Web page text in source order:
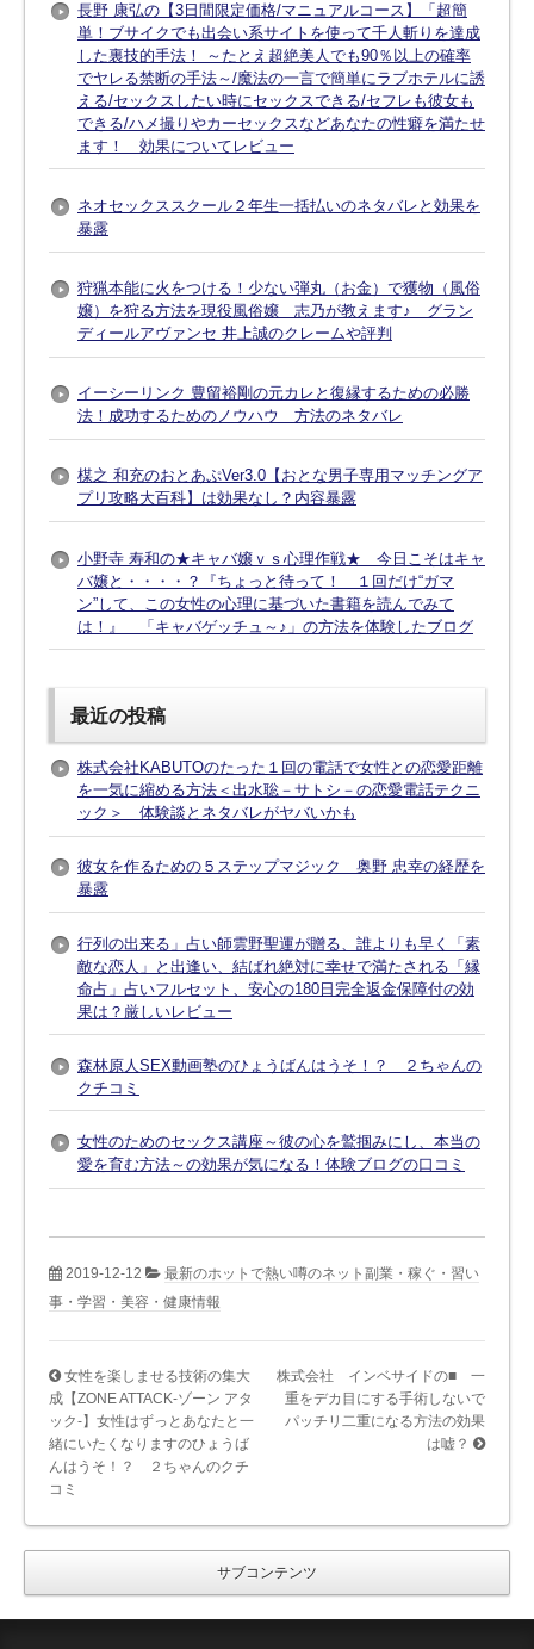
長野 康弘の【3日間限定価格/マニュアルコース】「超簡
単！ブサイクでも出会い系サイトを使って千人斬りを達成
した裏技的手法！ ～たとえ超絶美人でも90％以上の確率
でヤレる禁断の手法～/魔法の一言で簡単にラブホテルに誘
える/セックスしたい時にセックスできる/セフレも彼女も
できる/ハメ撮りやカーセックスなどあなたの性癖を満たせ
ます！ 効果についてレビュー
ネオセックススクール２年生一括払いのネタバレと効果を
暴露
狩猟本能に火をつける！少ない弾丸（お金）で獲物（風俗
嬢）を狩る方法を現役風俗嬢 志乃が教えます♪ グラン
ディールアヴァンセ 井上誠のクレームや評判
イーシーリンク 豊留裕剛の元カレと復縁するための必勝
法！成功するためのノウハウ 方法のネタバレ
楳之 和充のおとあぷVer3.0【おとな男子専用マッチングア
プリ攻略大百科】は効果なし？内容暴露
小野寺 寿和の★キャバ嬢ｖｓ心理作戦★ 今日こそはキャ
バ嬢と・・・・？『ちょっと待って！ １回だけ“ガマ
ン”して、この女性の心理に基づいた書籍を読んでみて
は！』 「キャバゲッチュ～♪」の方法を体験したブログ
最近の投稿
株式会社KABUTOのたった１回の電話で女性との恋愛距離
を一気に縮める方法＜出水聡－サトシ－の恋愛電話テクニ
ック＞ 体験談とネタバレがヤバいかも
彼女を作るための５ステップマジック 奥野 忠幸の経歴を
暴露
行列の出来る」占い師雲野聖運が贈る、誰よりも早く「素
敵な恋人」と出逢い、結ばれ絶対に幸せで満たされる「縁
命占」占いフルセット、安心の180日完全返金保障付の効
果は？厳しいレビュー
森林原人SEX動画塾のひょうばんはうそ！？ ２ちゃんの
クチコミ
女性のためのセックス講座～彼の心を鷲掴みにし、本当の
愛を育む方法～の効果が気になる！体験ブログの口コミ
2019-12-12
最新のホットで熱い噂のネット副業・稼ぐ・習い
事・学習・美容・健康情報
女性を楽しませる技術の集大
成【ZONE ATTACK-ゾーン アタ
ック-】女性はずっとあなたと一
緒にいたくなりますのひょうば
んはうそ！？ ２ちゃんのクチ
コミ
株式会社 インベサイドの■ 一
重をデカ目にする手術しないで
パッチリ二重になる方法の効果
は嘘？
サブコンテンツ